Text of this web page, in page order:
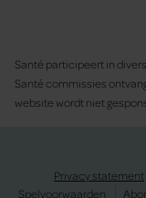
Santé participeert in
Santé commissies
website wordt niet
Privacy statement
Spelvoorwaarden